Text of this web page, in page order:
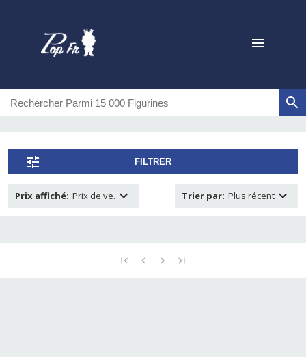
FILTRER
Prix affiché: Prix de ve. Trier par: Plus récent